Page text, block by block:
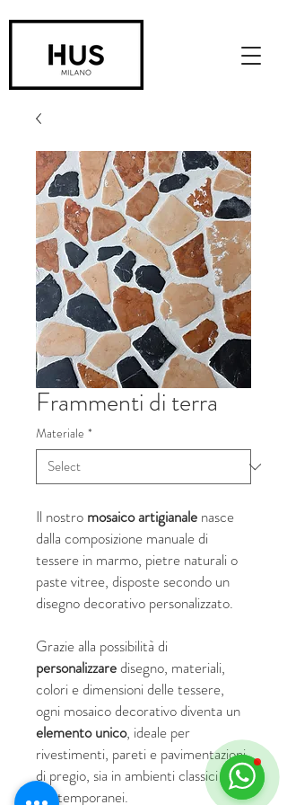
Frammenti di terra
Materiale *
Il nostro mosaico artigianale nasce
dalla composizione manuale di
tessere in marmo, pietre naturali o
paste vitree, disposte secondo un
disegno decorativo personalizzato.
Grazie alla possibilità di
personalizzaredisegno, materiali,
colori e dimensioni delle tessere,
ogni mosaico decorativo diventa un
elemento unico, ideale per
rivestimenti, pareti e pavimentazioni
di pregio, sia in ambienti classici che
contemporanei.